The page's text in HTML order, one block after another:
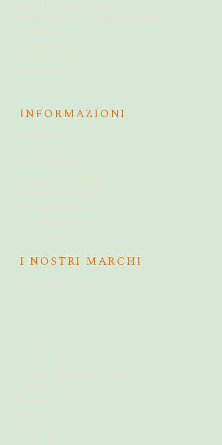
La Vivificazione dei Vigneti
La Biodinamica e i Vini Certificati Demeter
Prodotti Storici
Appuntamenti
Rassegna Stampa
Dicono di Noi
INFORMAZIONI
Privacy Policy
Cookie Policy
Whistleblowing
Bilancio di Sostenibilità
Segnalazione riservata
Politica Integrata
Questionario Collettività
I NOSTRI MARCHI
Pé nin perde la sumente
Lunaria
Lunaria Ancestrale
Spiritus Terrae
Lunagaia
Zeropuro
Vola Volé BEE
Vola Volé Maiella National Park
Vola Volé Seven Dots
Padami
Orsogna Winery
Patch Wine
Eva Patch